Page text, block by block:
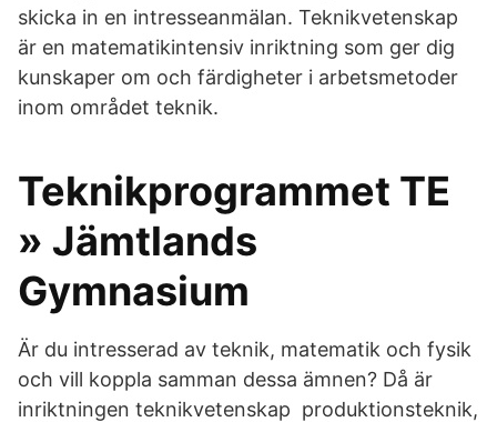
skicka in en intresseanmälan. Teknikvetenskap
är en matematikintensiv inriktning som ger dig
kunskaper om och färdigheter i arbetsmetoder
inom området teknik.
Teknikprogrammet TE
» Jämtlands
Gymnasium
Är du intresserad av teknik, matematik och fysik
och vill koppla samman dessa ämnen? Då är
inriktningen teknikvetenskap produktionsteknik,